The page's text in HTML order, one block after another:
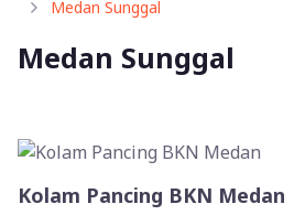
Medan Sunggal
Medan Sunggal
Kolam Pancing BKN Medan